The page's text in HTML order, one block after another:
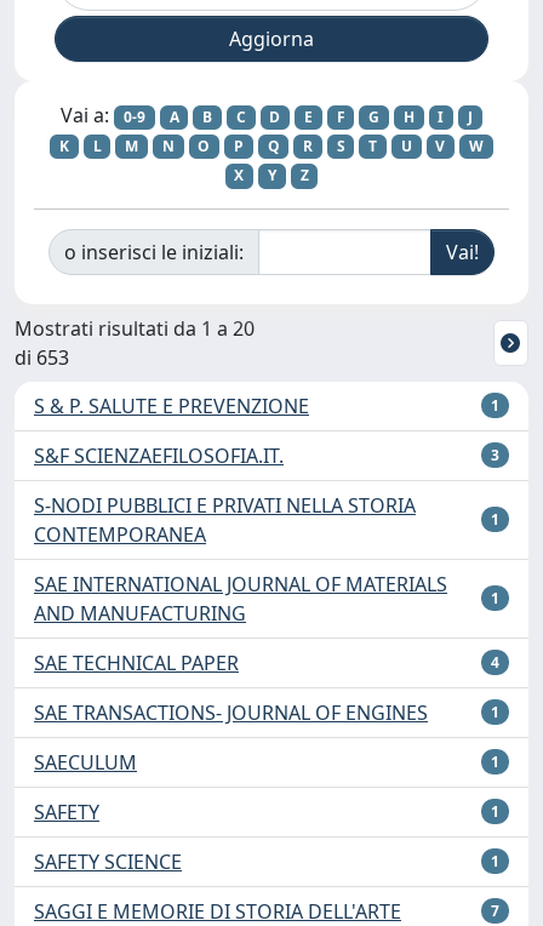
Vai a: 0-9 A B C D E F G H I
J
K
L M N O P Q R S T U V
W
X
Y Z
o inserisci le iniziali:
Mostrati risultati da 1 a 20
di 653
S & P. SALUTE E PREVENZIONE
1
S&F SCIENZAEFILOSOFIA.IT. 3
S-NODI PUBBLICI E PRIVATI NELLA STORIA
CONTEMPORANEA
1
SAE INTERNATIONAL JOURNAL OF MATERIALS
AND MANUFACTURING
1
SAE TECHNICAL PAPER 4
SAE TRANSACTIONS- JOURNAL OF ENGINES 1
SAECULUM 1
SAFETY 1
SAFETY SCIENCE 1
SAGGI E MEMORIE DI STORIA DELL'ARTE 7